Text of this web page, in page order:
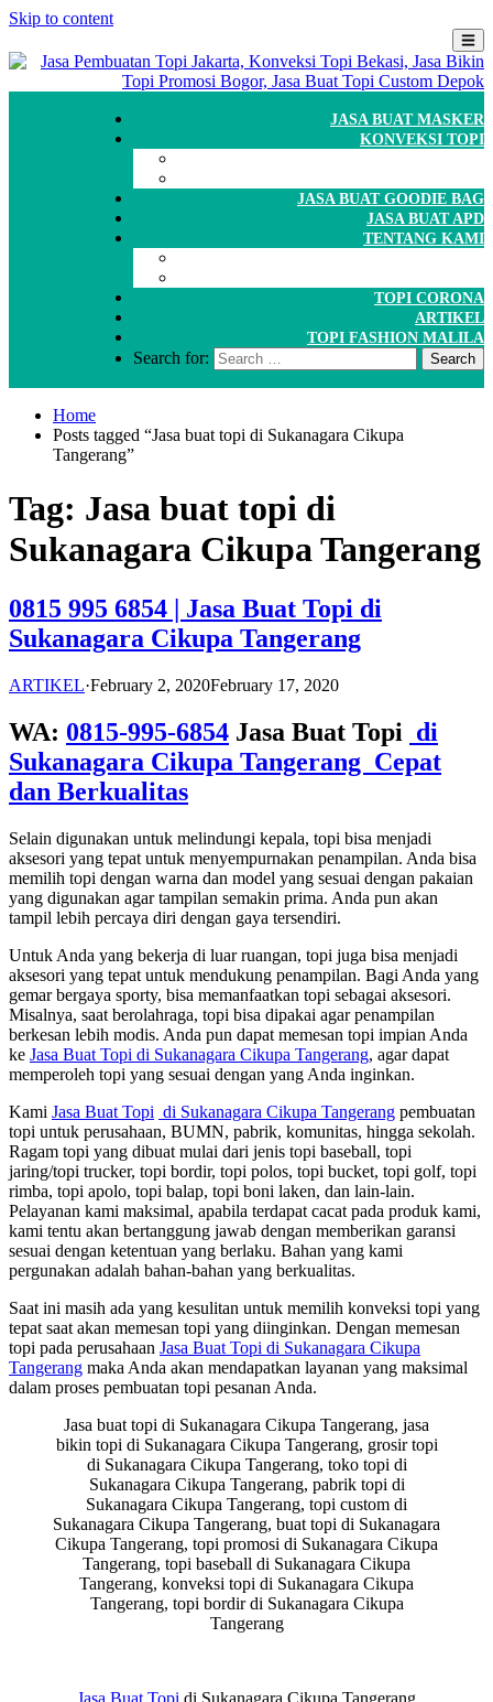
Skip to content
JASA BUAT MASKER
KONVEKSI TOPI
JASA BUAT GOODIE BAG
JASA BUAT APD
TENTANG KAMI
TOPI CORONA
ARTIKEL
TOPI FASHION MALILA
Search for:
Home
Posts tagged “Jasa buat topi di Sukanagara Cikupa
Tangerang”
Tag: Jasa buat topi di
Sukanagara Cikupa Tangerang
0815 995 6854 | Jasa Buat Topi di
Sukanagara Cikupa Tangerang
ARTIKEL·February 2, 2020February 17, 2020
WA: 0815-995-6854 Jasa Buat Topi di
Sukanagara Cikupa Tangerang Cepat
dan Berkualitas
Selain digunakan untuk melindungi kepala, topi bisa menjadi
aksesori yang tepat untuk menyempurnakan penampilan. Anda bisa
memilih topi dengan warna dan model yang sesuai dengan pakaian
yang digunakan agar tampilan semakin prima. Anda pun akan
tampil lebih percaya diri dengan gaya tersendiri.
Untuk Anda yang bekerja di luar ruangan, topi juga bisa menjadi
aksesori yang tepat untuk mendukung penampilan. Bagi Anda yang
gemar bergaya sporty, bisa memanfaatkan topi sebagai aksesori.
Misalnya, saat berolahraga, topi bisa dipakai agar penampilan
berkesan lebih modis. Anda pun dapat memesan topi impian Anda
ke Jasa Buat Topi di Sukanagara Cikupa Tangerang, agar dapat
memperoleh topi yang sesuai dengan yang Anda inginkan.
Kami Jasa Buat Topi di Sukanagara Cikupa Tangerang pembuatan
topi untuk perusahaan, BUMN, pabrik, komunitas, hingga sekolah.
Ragam topi yang dibuat mulai dari jenis topi baseball, topi
jaring/topi trucker, topi bordir, topi polos, topi bucket, topi golf, topi
rimba, topi apolo, topi balap, topi boni laken, dan lain-lain.
Pelayanan kami maksimal, apabila terdapat cacat pada produk kami,
kami tentu akan bertanggung jawab dengan memberikan garansi
sesuai dengan ketentuan yang berlaku. Bahan yang kami
pergunakan adalah bahan-bahan yang berkualitas.
Saat ini masih ada yang kesulitan untuk memilih konveksi topi yang
tepat saat akan memesan topi yang diinginkan. Dengan memesan
topi pada perusahaan Jasa Buat Topi di Sukanagara Cikupa
Tangerang maka Anda akan mendapatkan layanan yang maksimal
dalam proses pembuatan topi pesanan Anda.
Jasa buat topi di Sukanagara Cikupa Tangerang, jasa
bikin topi di Sukanagara Cikupa Tangerang, grosir topi
di Sukanagara Cikupa Tangerang, toko topi di
Sukanagara Cikupa Tangerang, pabrik topi di
Sukanagara Cikupa Tangerang, topi custom di
Sukanagara Cikupa Tangerang, buat topi di Sukanagara
Cikupa Tangerang, topi promosi di Sukanagara Cikupa
Tangerang, topi baseball di Sukanagara Cikupa
Tangerang, konveksi topi di Sukanagara Cikupa
Tangerang, topi bordir di Sukanagara Cikupa
Tangerang
Jasa Buat Topi di Sukanagara Cikupa Tangerang